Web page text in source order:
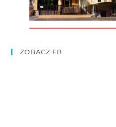
ZOBACZ FB